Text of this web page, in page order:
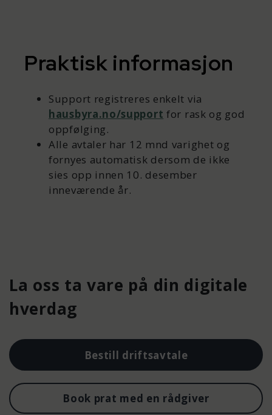
Praktisk informasjon
Support registreres enkelt via
hausbyra.no/support for rask og god
oppfølging.
Alle avtaler har 12 mnd varighet og
fornyes automatisk dersom de ikke
sies opp innen 10. desember
inneværende år.
La oss ta vare på din digitale
hverdag
Bestill driftsavtale
Book prat med en rådgiver